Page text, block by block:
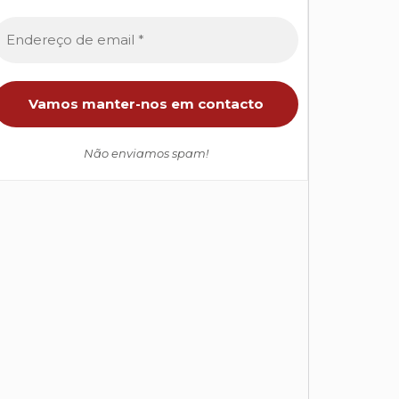
Não enviamos spam!